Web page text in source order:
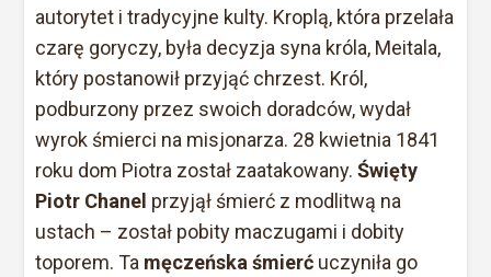
autorytet i tradycyjne kulty. Kroplą, która przelała
czarę goryczy, była decyzja syna króla, Meitala,
który postanowił przyjąć chrzest. Król,
podburzony przez swoich doradców, wydał
wyrok śmierci na misjonarza. 28 kwietnia 1841
roku dom Piotra został zaatakowany.Święty
Piotr Chanel przyjął śmierć z modlitwą na
ustach – został pobity maczugami i dobity
toporem. Ta męczeńska śmierć uczyniła go